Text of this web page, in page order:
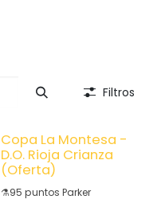
Filtros
Copa La Montesa -
D.O. Rioja Crianza
(Oferta)
⚗️95 puntos Parker